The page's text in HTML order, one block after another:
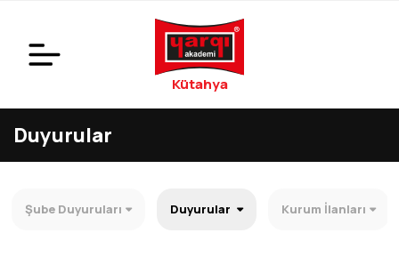
Kütahya
Duyurular
Şube Duyuruları Duyurular Kurum İlanları